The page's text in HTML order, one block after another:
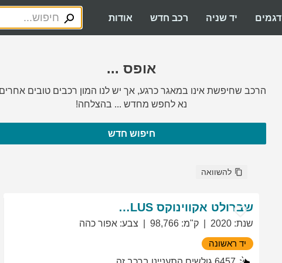
דגמים יד שניה רכב חדש אודות
אופס ...
הרכב שחיפשת אינו במאגר כרגע, אך יש לנו המון רכבים טובים
נא לחפש מחדש ... בהצלחה!
חיפוש חדש
להשוואה
שברולט אקווינוקס LT PLUS
שנת:
2020 ק"מ:
98,766 צבע: אפור כהה
יד ראשונה